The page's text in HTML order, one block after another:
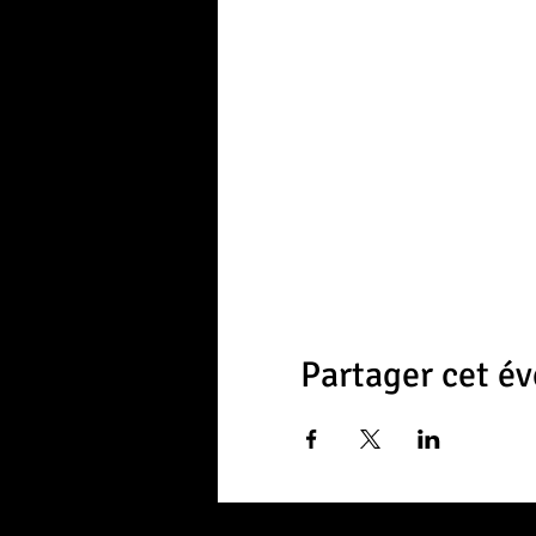
Partager cet